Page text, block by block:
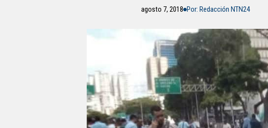
agosto 7, 2018 Por: Redacción NTN24